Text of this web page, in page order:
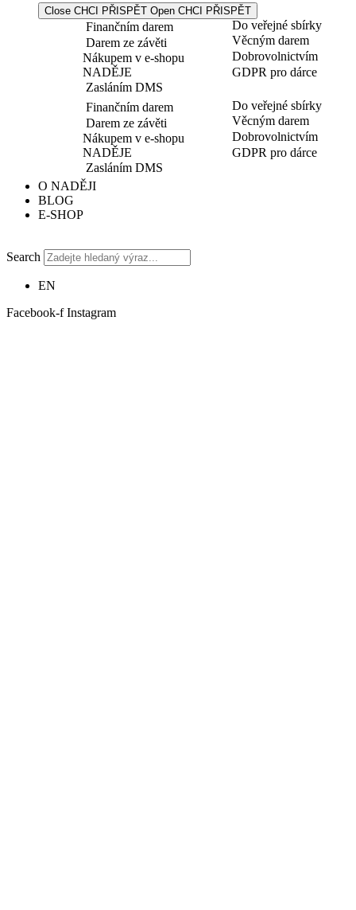
Close CHCI PŘISPĚT Open CHCI PŘISPĚT
Finančním darem
Darem ze závěti
Nákupem v e-shopu
NADĚJE
Zasláním DMS
Do veřejné sbírky
Věcným darem
Dobrovolnictvím
GDPR pro dárce
Finančním darem
Darem ze závěti
Nákupem v e-shopu
NADĚJE
Zasláním DMS
Do veřejné sbírky
Věcným darem
Dobrovolnictvím
GDPR pro dárce
O NADĚJI
BLOG
E-SHOP
Search
EN
Facebook-f Instagram